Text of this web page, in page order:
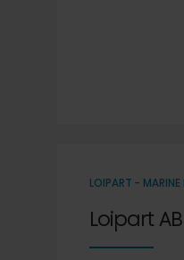
LOIPART - MARINE
Loipart AB